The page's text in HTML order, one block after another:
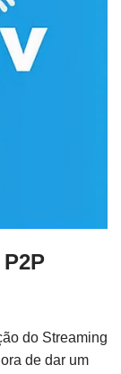
do Streaming
de dar um